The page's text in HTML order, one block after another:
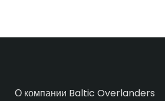
О компании Baltic Overlanders